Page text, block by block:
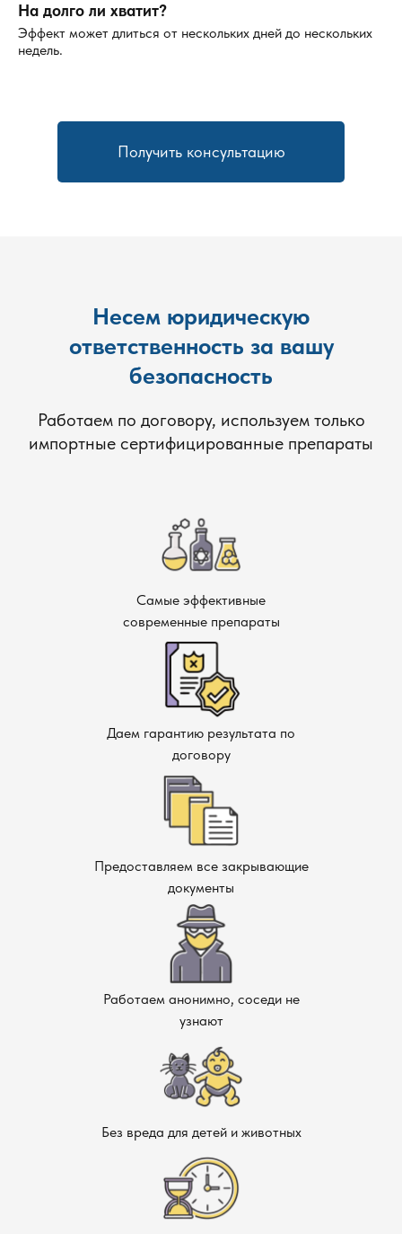
На долго ли хватит?
Эффект может длиться от нескольких дней до нескольких
недель.
Получить консультацию
Несем юридическую
ответственность за вашу
безопасность
Работаем по договору, используем только
импортные сертифицированные препараты
Самые эффективные
современные препараты
Даем гарантию результата по
договору
Предоставляем все закрывающие
документы
Работаем анонимно, соседи не
узнают
Без вреда для детей и животных